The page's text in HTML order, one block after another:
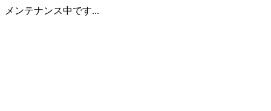
メンテナンス中です...